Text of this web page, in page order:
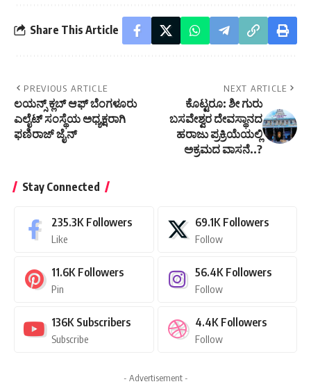
Share This Article
PREVIOUS ARTICLE
ಲಯನ್ಸ್ ಕ್ಲಬ್ ಆಫ್ ಬೆಂಗಳೂರು
ಎಲೈಟ್ ಸಂಸ್ಥೆಯ ಅಧ್ಯಕ್ಷರಾಗಿ
ಫಣಿರಾಜ್ ಜೈನ್
NEXT ARTICLE
ಕೊಟ್ಟರೂ: ಶೀ ಗುರು
ಬಸವೇಶ್ವರ ದೇವಸ್ಥಾನದ
ಹರಾಜು ಪ್ರಕ್ರಿಯೆಯಲ್ಲಿ
ಅಕ್ರಮದ ವಾಸನೆ..?
Stay Connected
235.3K Followers
Like
69.1K Followers
Follow
11.6K Followers
Pin
56.4K Followers
Follow
136K Subscribers
Subscribe
4.4K Followers
Follow
- Advertisement -